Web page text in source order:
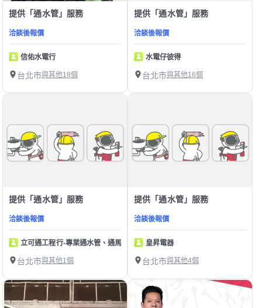
提供「通水管」服務
洽談後報價
信佑水電行
台北市與其他18個
提供「通水管」服務
洽談後報價
水電仔彼得
台北市與其他16個
提供「通水管」服務
洽談後報價
立可通工程行-專業通水管、通馬桶
台北市與其他1個
提供「通水管」服務
洽談後報價
皇昇電器
台北市與其他4個